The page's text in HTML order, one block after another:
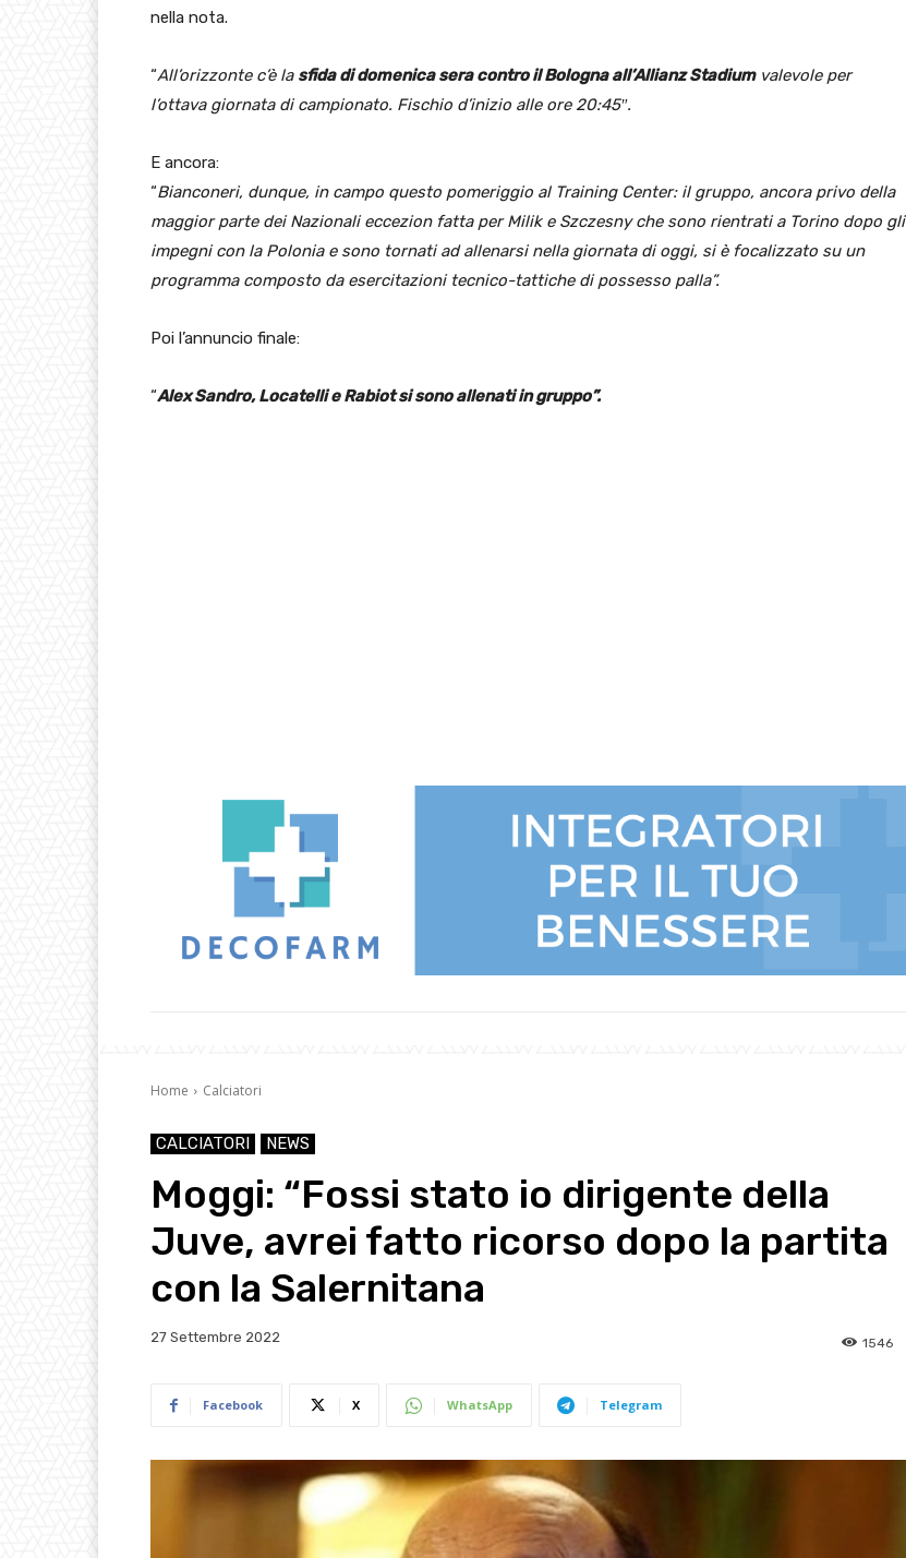
nella nota.
“All’orizzonte c’è la sfida di domenica sera contro il Bologna all’Allianz Stadiumvalevole per
l’ottava giornata di campionato. Fischio d’inizio alle ore 20:45″.
E ancora:
“Bianconeri, dunque, in campo questo pomeriggio al Training Center: il gruppo, ancora privo della
maggior parte dei Nazionali eccezion fatta per Milik e Szczesny che sono rientrati a Torino dopo gli
impegni con la Polonia e sono tornati ad allenarsi nella giornata di oggi, si è focalizzato su un
programma composto da esercitazioni tecnico-tattiche di possesso palla”.
Poi l’annuncio finale:
“Alex Sandro, Locatelli e Rabiot si sono allenati in gruppo”.